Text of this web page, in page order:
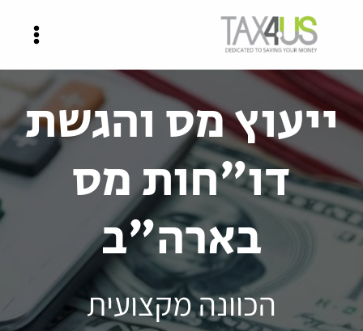
ייעוץ מס והגשת
דו"חות מס
בארה"ב
הכוונה מקצועית